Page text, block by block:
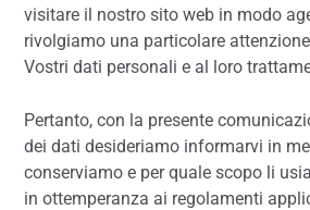
visitare il nostro sito web in modo
rivolgiamo una particolare
Vostri dati personali e al loro
Pertanto, con la presente
dei dati desideriamo informarvi in
conserviamo e per quale scopo li
in ottemperanza ai regolamenti